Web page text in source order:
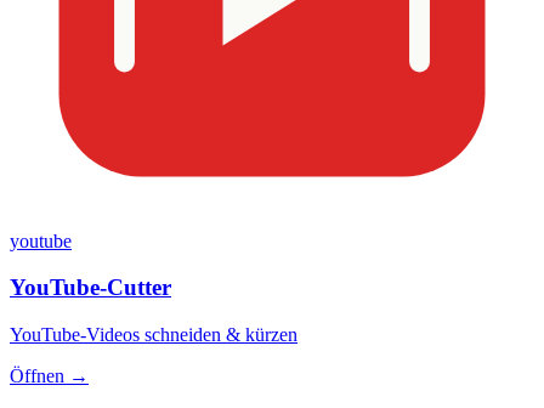
youtube
YouTube-Cutter
YouTube-Videos schneiden & kürzen
Öffnen →